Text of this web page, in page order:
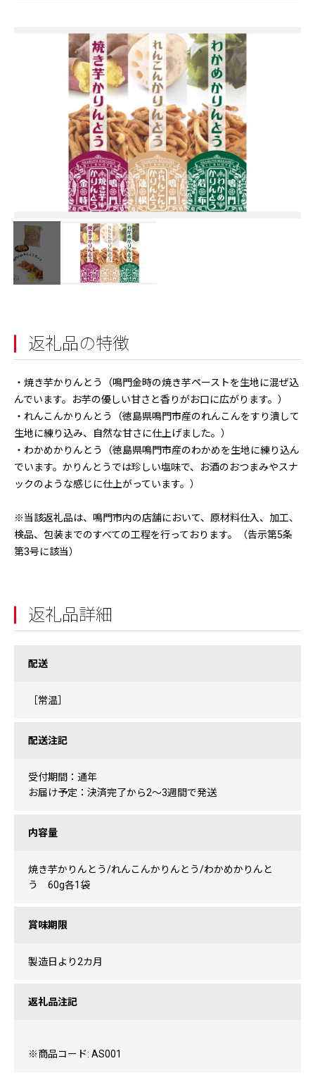
返礼品の特徴
・焼き芋かりんとう（鳴門金時の焼き芋ペーストを生地に混ぜ込
んでいます。お芋の優しい甘さと香りがお口に広がります。）
・れんこんかりんとう（徳島県鳴門市産のれんこんをすり潰して
生地に練り込み、自然な甘さに仕上げました。）
・わかめかりんとう（徳島県鳴門市産のわかめを生地に練り込ん
でいます。かりんとうでは珍しい塩味で、お酒のおつまみやスナ
ックのような感じに仕上がっています。）
※当該返礼品は、鳴門市内の店舗において、原材料仕入、加工、
検品、包装までのすべての工程を行っております。（告示第5条
第3号に該当）
返礼品詳細
配送
［常温］
配送注記
受付期間：通年
お届け予定：決済完了から2～3週間で発送
内容量
焼き芋かりんとう/れんこんかりんとう/わかめかりんと
う 60g各1袋
賞味期限
製造日より2カ月
返礼品注記
※商品コード: AS001